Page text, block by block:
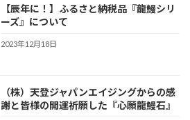
【辰年に！】ふるさと納税品『龍鰻シリ
ーズ』について
2023年12月18日
（株）天登ジャパンエイジングからの感
謝と皆様の開運祈願した『心願龍鰻石』